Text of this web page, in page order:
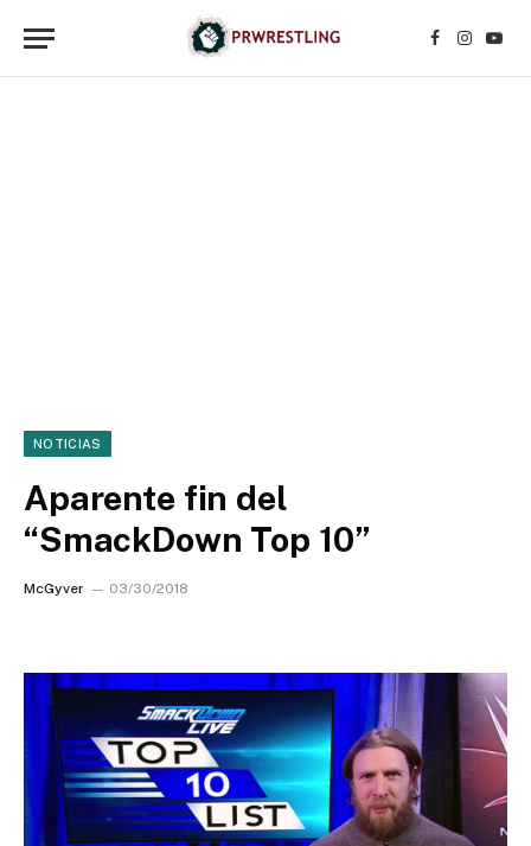
Facebook
NOTICIAS
Aparente fin del
“SmackDown Top 10”
McGyver 03/30/2018